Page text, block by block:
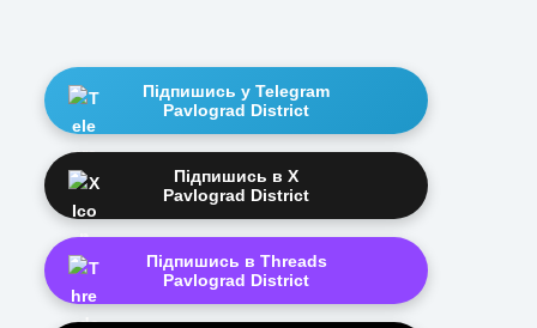
Підпишись у Telegram
Pavlograd District
Підпишись в X
Pavlograd District
Підпишись в Threads
Pavlograd District